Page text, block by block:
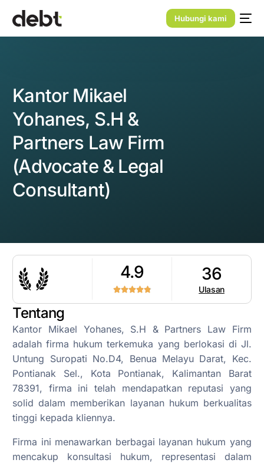
Hubungi kami
Kantor Mikael
Yohanes, S.H &
Partners Law Firm
(Advocate & Legal
Consultant)
4.9 36
Ulasan
Tentang
Kantor Mikael Yohanes, S.H & Partners Law Firm
adalah firma hukum terkemuka yang berlokasi di Jl.
Untung Suropati No.D4, Benua Melayu Darat, Kec.
Pontianak Sel., Kota Pontianak, Kalimantan Barat
78391, firma ini telah mendapatkan reputasi yang
solid dalam memberikan layanan hukum berkualitas
tinggi kepada kliennya.
Firma ini menawarkan berbagai layanan hukum yang
mencakup konsultasi hukum, representasi dalam